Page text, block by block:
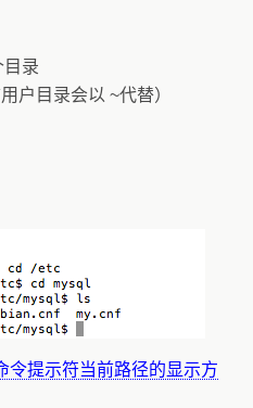
目录
户目录会以 ~代替）
令提示符当前路径的显示方